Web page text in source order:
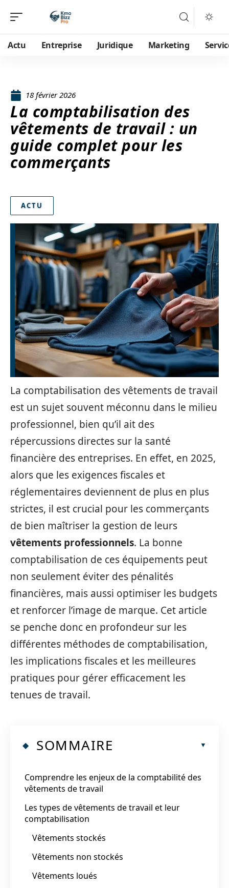
Actu Entreprise Juridique Marketing
18 février 2026
La comptabilisation des
vêtements de travail : un
guide complet pour les
commerçants
ACTU
La comptabilisation des vêtements de travail
est un sujet souvent méconnu dans le milieu
professionnel, bien qu’il ait des
répercussions directes sur la santé
financière des entreprises. En effet, en 2025,
alors que les exigences fiscales et
réglementaires deviennent de plus en plus
strictes, il est crucial pour les commerçants
de bien maîtriser la gestion de leurs
vêtements professionnels. La bonne
comptabilisation de ces équipements peut
non seulement éviter des pénalités
financières, mais aussi optimiser les budgets
et renforcer l’image de marque. Cet article
se penche donc en profondeur sur les
différentes méthodes de comptabilisation,
les implications fiscales et les meilleures
pratiques pour gérer efficacement les
tenues de travail.
SOMMAIRE
Comprendre les enjeux de la comptabilité des
vêtements de travail
Les types de vêtements de travail et leur
comptabilisation
Vêtements stockés
Vêtements non stockés
Vêtements loués